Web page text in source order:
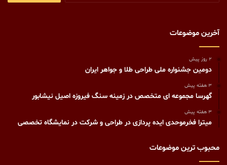
آخرین موضوعات
2 روز پیش
دومین جشنواره ملی طراحی طلا و جواهر ایران
3 هفته پیش
گهرسا مجموعه ای متخصص در زمینه سنگ فیروزه اصیل نیشابور
3 هفته پیش
میترا فخرموحدی ایده پردازی در طراحی و شرکت در نمایشگاه تخصصی
محبوب ترین موضوعات